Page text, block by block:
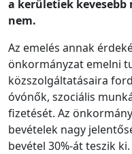
a kerületiek kevesebb
nem.
Az emelés annak
önkormányzat emelni
közszolgáltatásaira
óvónők, szociális
fizetését. Az
bevételek nagy
bevétel 30%-át teszik ki.